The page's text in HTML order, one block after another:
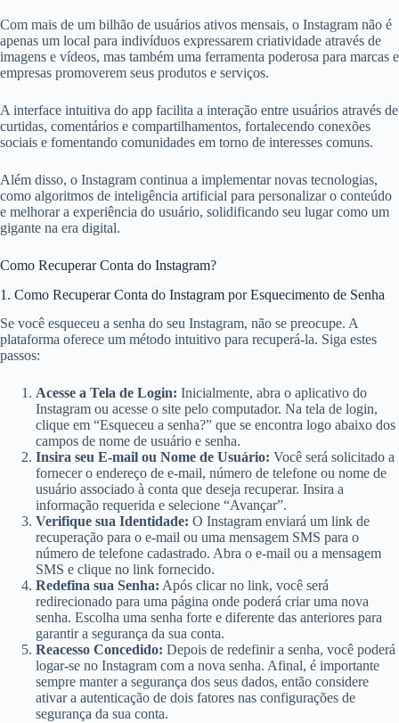
Com mais de um bilhão de usuários ativos mensais, o Instagram não é
apenas um local para indivíduos expressarem criatividade através de
imagens e vídeos, mas também uma ferramenta poderosa para marcas e
empresas promoverem seus produtos e serviços.
A interface intuitiva do app facilita a interação entre usuários através de
curtidas, comentários e compartilhamentos, fortalecendo conexões
sociais e fomentando comunidades em torno de interesses comuns.
Além disso, o Instagram continua a implementar novas tecnologias,
como algoritmos de inteligência artificial para personalizar o conteúdo
e melhorar a experiência do usuário, solidificando seu lugar como um
gigante na era digital.
Como Recuperar Conta do Instagram?
1. Como Recuperar Conta do Instagram por Esquecimento de Senha
Se você esqueceu a senha do seu Instagram, não se preocupe. A
plataforma oferece um método intuitivo para recuperá-la. Siga estes
passos:
Acesse a Tela de Login: Inicialmente, abra o aplicativo do
Instagram ou acesse o site pelo computador. Na tela de login,
clique em “Esqueceu a senha?” que se encontra logo abaixo dos
campos de nome de usuário e senha.
Insira seu E-mail ou Nome de Usuário: Você será solicitado a
fornecer o endereço de e-mail, número de telefone ou nome de
usuário associado à conta que deseja recuperar. Insira a
informação requerida e selecione “Avançar”.
Verifique sua Identidade: O Instagram enviará um link de
recuperação para o e-mail ou uma mensagem SMS para o
número de telefone cadastrado. Abra o e-mail ou a mensagem
SMS e clique no link fornecido.
Redefina sua Senha: Após clicar no link, você será
redirecionado para uma página onde poderá criar uma nova
senha. Escolha uma senha forte e diferente das anteriores para
garantir a segurança da sua conta.
Reacesso Concedido: Depois de redefinir a senha, você poderá
logar-se no Instagram com a nova senha. Afinal, é importante
sempre manter a segurança dos seus dados, então considere
ativar a autenticação de dois fatores nas configurações de
segurança da sua conta.